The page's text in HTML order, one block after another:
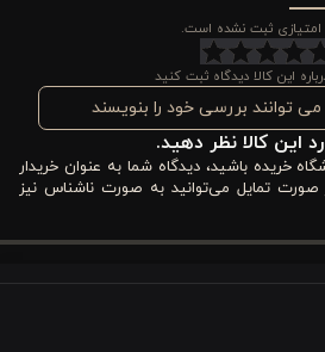
شما باشد.
مزایا و ویژگی‌های اکسسوری ۶ تکه ست بهداشتی ورونیکا مدل
لوکس
طراحی کریستالی VALERIO RED فقط یک بافت ساده نیست، بلکه با
سطح، نور را از زوایای مختلف منعکس
به فضا می‌دهد. وقتی نور طبیعی
امتیازی ثبت نشده است.
این کالا دیدگاه ثبت کنید
می توانند بررسی خود را بنویسند
این کالا نظر دهید.
خریده باشید، دیدگاه شما به عنوان خریدار
تمایل می‌توانید به صورت ناشناس نیز